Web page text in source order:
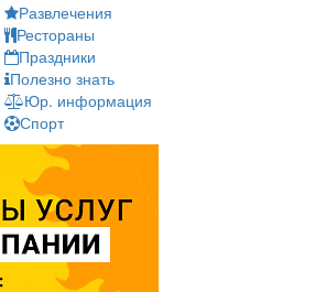
Развлечения
Рестораны
Праздники
Полезно знать
Юр. информация
Спорт